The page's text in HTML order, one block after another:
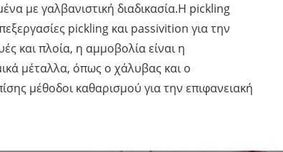
με γαλβανιστική διαδικασία.Η pickling
pickling και passivition για την
και πλοία, η αμμοβολία είναι η
μέταλλα, όπως ο χάλυβας και ο
μέθοδοι καθαρισμού για την επιφανειακή